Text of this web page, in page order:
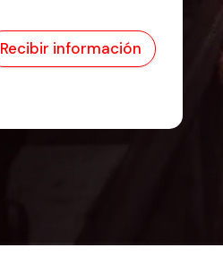
Recibir información